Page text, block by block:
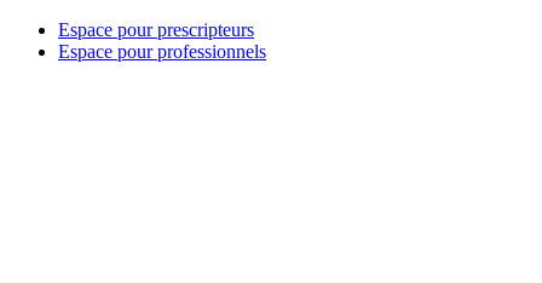
Espace pour prescripteurs
Espace pour professionnels